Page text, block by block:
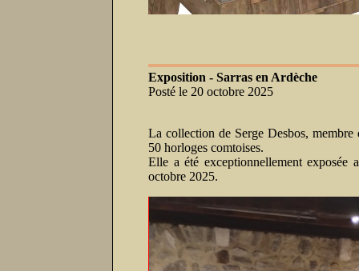
Exposition - Sarras en Ardèche
Posté le 20 octobre 2025
La collection de Serge Desbos,
50 horloges comtoises.
Elle a été exceptionnellement exposée
octobre 2025.